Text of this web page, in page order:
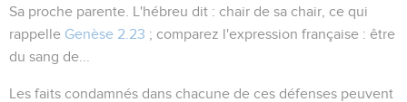
Sa proche parente . L'hébreu dit : chair de sa chair , ce qui
rappelle Genèse 2.23 ; comparez l'expression française : être
du sang de...
Les faits condamnés dans chacune de ces défenses peuvent